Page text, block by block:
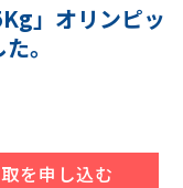
」オリンピッ
。
を申し込む